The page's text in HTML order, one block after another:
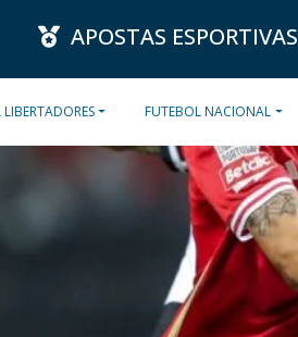
APOSTAS ESPORTIVAS
FUTEBOL NACIONAL